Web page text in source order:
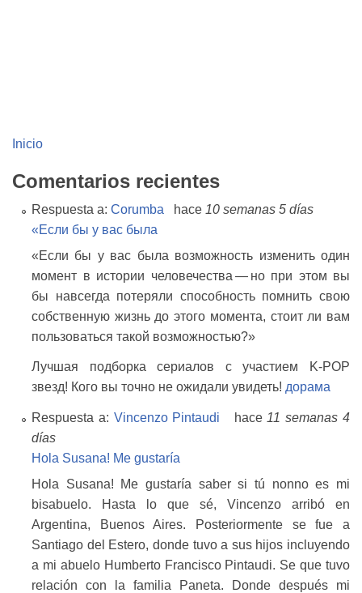
Inicio
Comentarios recientes
Respuesta a: Corumba hace 10 semanas 5 días
«Если бы у вас была
«Если бы у вас была возможность изменить один
момент в истории человечества — но при этом вы
бы навсегда потеряли способность помнить свою
собственную жизнь до этого момента, стоит ли вам
пользоваться такой возможностью?»
Лучшая подборка сериалов с участием K-POP
звезд! Кого вы точно не ожидали увидеть! дорама
Respuesta a: Vincenzo Pintaudi hace 11 semanas 4
días
Hola Susana! Me gustaría
Hola Susana! Me gustaría saber si tú nonno es mi
bisabuelo. Hasta lo que sé, Vincenzo arribó en
Argentina, Buenos Aires. Posteriormente se fue a
Santiago del Estero, donde tuvo a sus hijos incluyendo
a mi abuelo Humberto Francisco Pintaudi. Se que tuvo
relación con la familia Paneta. Donde después mi